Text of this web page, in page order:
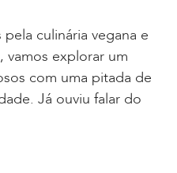
culinária vegana e
explorar um
com uma pitada de
Já ouviu falar do